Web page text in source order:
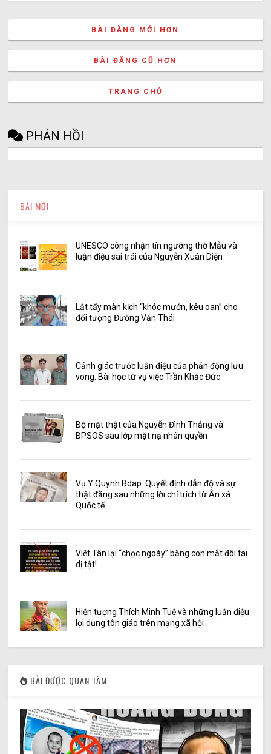
BÀI ĐĂNG MỚI HƠN
BÀI ĐĂNG CŨ HƠN
TRANG CHỦ
PHẢN HỒI
BÀI MỚI
UNESCO công nhận tín ngưỡng thờ Mẫu và
luận điệu sai trái của Nguyễn Xuân Diện
Lật tẩy màn kịch “khóc mướn, kêu oan” cho
đối tượng Đường Văn Thái
Cảnh giác trước luận điệu của phản động lưu
vong: Bài học từ vụ việc Trần Khắc Đức
Bộ mặt thật của Nguyễn Đình Thắng và
BPSOS sau lớp mặt nạ nhân quyền
Vụ Y Quynh Bdap: Quyết định dẫn độ và sự
thật đằng sau những lời chỉ trích từ Ân xá
Quốc tế
Việt Tân lại “chọc ngoáy” bằng con mắt đôi tai
dị tật!
Hiện tượng Thích Minh Tuệ và những luận điệu
lợi dụng tôn giáo trên mạng xã hội
BÀI ĐƯỢC QUAN TÂM